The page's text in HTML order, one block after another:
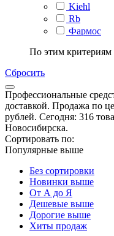
Kiehl
Rb
Фармос
По этим критериям
Сбросить
Профессиональные
доставкой. Продажа по
рублей. Сегодня: 316
Новосибирска.
Сортировать по:
Популярные выше
Без сортировки
Новинки выше
От А до Я
Дешевые выше
Дорогие выше
Хиты продаж